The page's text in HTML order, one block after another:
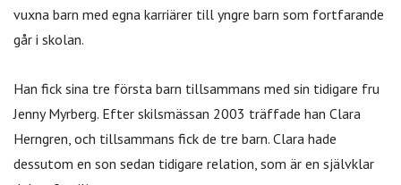
vuxna barn med egna karriärer till yngre barn som fortfarande
går i skolan.
Han fick sina tre första barn tillsammans med sin tidigare fru
Jenny Myrberg. Efter skilsmässan 2003 träffade han Clara
Herngren, och tillsammans fick de tre barn. Clara hade
dessutom en son sedan tidigare relation, som är en självklar